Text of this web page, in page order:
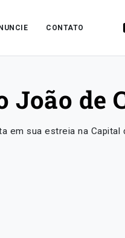
CONTATO
João de
em sua estreia na Capital